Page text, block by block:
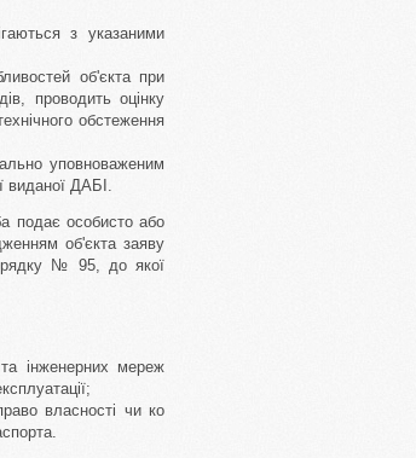
з указаними
об'єкта при
проводить оцінку
обстеження
уповноваженим
виданої ДАБІ.
подає особисто або
об'єкта заяву
№ 95, до якої
та інженерних мереж
власності чи ко